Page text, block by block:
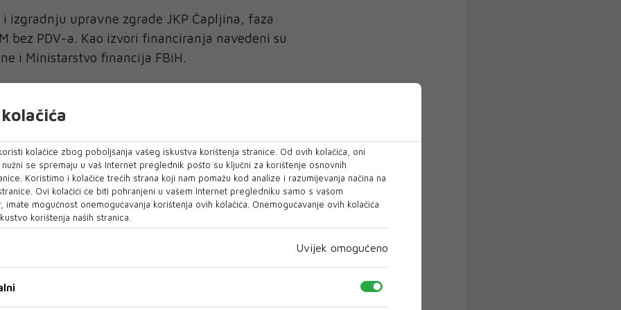
izgradnju upravne zgrade JKP Čapljina, faza
bez PDV-a. Kao izvori financiranja navedeni su
i Ministarstvo financija FBiH.
Polje planirano je 170.940 KM bez PDV-a,
proračuna i Hrvatskih voda. Uz to je u
i usklađivanje projektne dokumentacije za
5.990 KM.
je i izgradnja hladnjače za
proizvoda, procijenjena na 196.581 KM
ranije je predviđena i izrada projektne
17.094 KM te studija izvodljivosti
rasvjete u Čapljini, vrijedna 85.470 KM
voda na pravcu Opličići, Domanovići i
kolačiće zbog poboljšanja vašeg iskustva korištenja stranice. Od ovih kolačića, oni
se spremaju u vaš Internet preglednik pošto su ključni za korištenje osnovnih
Koristimo i kolačiće trećih strana koji nam pomažu kod analize i razumijevanja načina na
Ovi kolačići će biti pohranjeni u vašem Internet pregledniku samo s vašom
imate mogućnost onemogućavanja korištenja ovih kolačića. Onemogućavanje ovih kolačića
korištenja naših stranica.
Uvijek omogućeno